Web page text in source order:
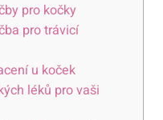
pro kočky
pro trávicí
u ‌koček
léků pro ‌vaši⁢